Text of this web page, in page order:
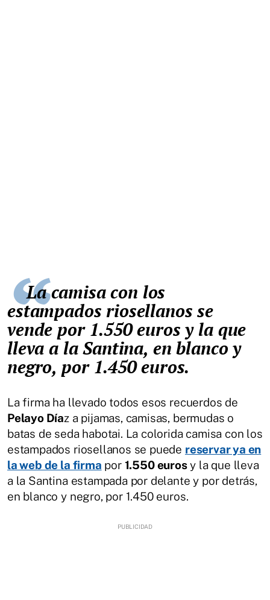
La camisa con los
estampados riosellanos se
vende por 1.550 euros y la que
lleva a la Santina, en blanco y
negro, por 1.450 euros.
La firma ha llevado todos esos recuerdos de
Pelayo Díaz a pijamas, camisas, bermudas o
batas de seda habotai. La colorida camisa con los
estampados riosellanos se puede reservar ya en
la web de la firma por 1.550 eurosy la que lleva
a la Santina estampada por delante y por detrás,
en blanco y negro, por 1.450 euros.